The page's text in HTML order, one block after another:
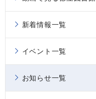
新着情報一覧
イベント一覧
お知らせ一覧